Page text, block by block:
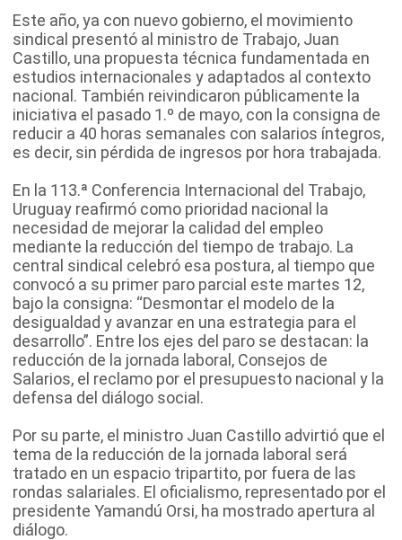
Este año, ya con nuevo gobierno, el movimiento
sindical presentó al ministro de Trabajo, Juan
Castillo, una propuesta técnica fundamentada en
estudios internacionales y adaptados al contexto
nacional. También reivindicaron públicamente la
iniciativa el pasado 1.º de mayo, con la consigna de
reducir a 40 horas semanales con salarios íntegros,
es decir, sin pérdida de ingresos por hora trabajada.
En la 113.ª Conferencia Internacional del Trabajo,
Uruguay reafirmó como prioridad nacional la
necesidad de mejorar la calidad del empleo
mediante la reducción del tiempo de trabajo. La
central sindical celebró esa postura, al tiempo que
convocó a su primer paro parcial este martes 12,
bajo la consigna: “Desmontar el modelo de la
desigualdad y avanzar en una estrategia para el
desarrollo”. Entre los ejes del paro se destacan: la
reducción de la jornada laboral, Consejos de
Salarios, el reclamo por el presupuesto nacional y la
defensa del diálogo social.
Por su parte, el ministro Juan Castillo advirtió que el
tema de la reducción de la jornada laboral será
tratado en un espacio tripartito, por fuera de las
rondas salariales. El oficialismo, representado por el
presidente Yamandú Orsi, ha mostrado apertura al
diálogo.